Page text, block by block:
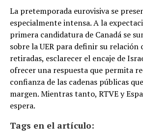
La pretemporada eurovisiva se
especialmente intensa. A la
primera candidatura de Canadá se
sobre la UER para definir su relación
retiradas, esclarecer el encaje de
ofrecer una respuesta que permita
confianza de las cadenas públicas
margen. Mientras tanto, RTVE y
espera.
Tags en el artículo: